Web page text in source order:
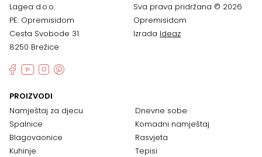
Lagea d.o.o.
PE: Opremisidom
Cesta Svobode 31
8250 Brežice
Sva prava pridržana © 2026
Opremisidom
Izrada Ideaz
PROIZVODI
Namještaj za djecu
Spalnice
Blagovaonice
Kuhinje
Dnevne sobe
Komadni namještaj
Rasvjeta
Tepisi